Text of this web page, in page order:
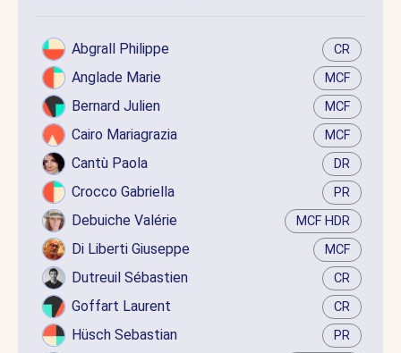
Abgrall Philippe CR
Anglade Marie MCF
Bernard Julien MCF
Cairo Mariagrazia MCF
Cantù Paola DR
Crocco Gabriella PR
Debuiche Valérie MCF HDR
Di Liberti Giuseppe MCF
Dutreuil Sébastien CR
Goffart Laurent CR
Hüsch Sebastian PR